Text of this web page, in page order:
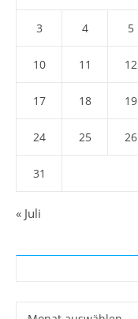
3 4 5
10 11 12
17 18 19
24 25 26
31
« Juli